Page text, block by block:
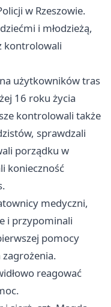
w Rzeszowie.
i młodzieżą,
kontrolowali
użytkowników tras
16 roku życia
kontrolowali także
sprawdzali
porządku w
konieczność
medyczni,
i przypominali
pomocy
reagować